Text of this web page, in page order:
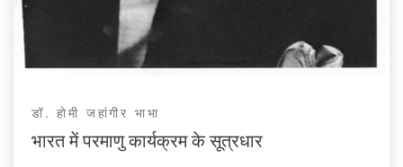
डॉ. होमी जहांगीर भाभा
भारत में परमाणु कार्यक्रम के सूत्रधार